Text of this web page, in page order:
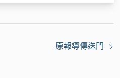
原報導傳送門